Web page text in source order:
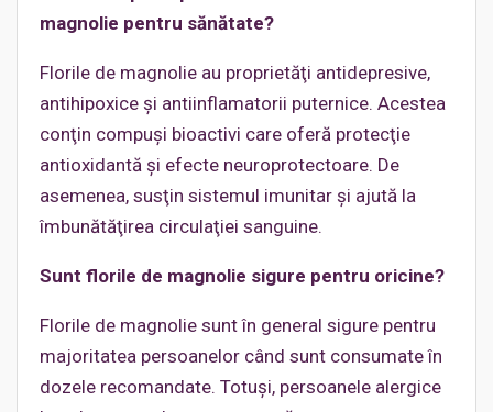
magnolie pentru sănătate?
Florile de magnolie au proprietăţi antidepresive,
antihipoxice şi antiinflamatorii puternice. Acestea
conţin compuşi bioactivi care oferă protecţie
antioxidantă şi efecte neuroprotectoare. De
asemenea, susţin sistemul imunitar şi ajută la
îmbunătăţirea circulaţiei sanguine.
Sunt florile de magnolie sigure pentru oricine?
Florile de magnolie sunt în general sigure pentru
majoritatea persoanelor când sunt consumate în
dozele recomandate. Totuşi, persoanele alergice